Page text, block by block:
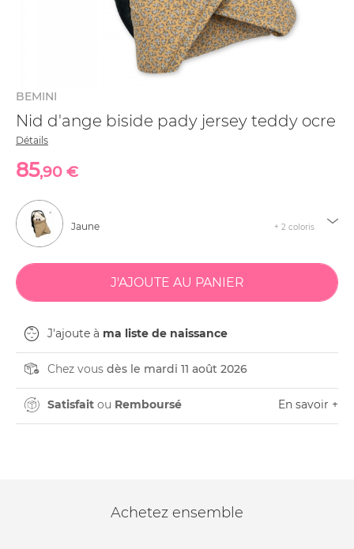
BEMINI
Nid d'ange biside pady jersey teddy ocre
Détails
85,90 €
Jaune + 2 coloris
J'ajoute à ma liste de naissance
Chez vous dès le mardi 11 août 2026
Satisfait ou Remboursé En savoir +
Achetez ensemble